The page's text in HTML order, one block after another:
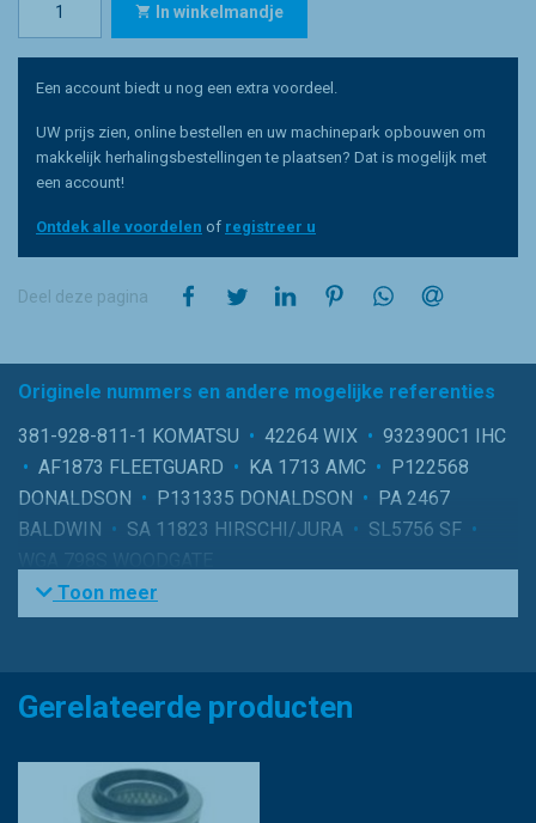
In winkelmandje
Een account biedt u nog een extra voordeel.
UW prijs zien, online bestellen en uw machinepark opbouwen om
makkelijk herhalingsbestellingen te plaatsen? Dat is mogelijk met
een account!
Ontdek alle voordelen of registreer u
Deel deze pagina op Facebookop Twitterop LinkedInop Pinterestop WhatsApp
Originele nummers en andere mogelijke referenties
381-928-811-1 KOMATSU • 42264 WIX • 932390C1 IHC
• AF1873 FLEETGUARD • KA 1713 AMC • P122568
DONALDSON • P131335 DONALDSON • PA 2467
BALDWIN • SA 11823 HIRSCHI/JURA • SL5756 SF •
Toon meer
Gerelateerde producten